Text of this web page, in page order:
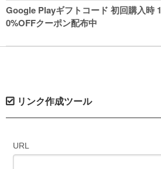
Google Playギフトコード 初回購入時 1
0%OFFクーポン配布中
リンク作成ツール
URL